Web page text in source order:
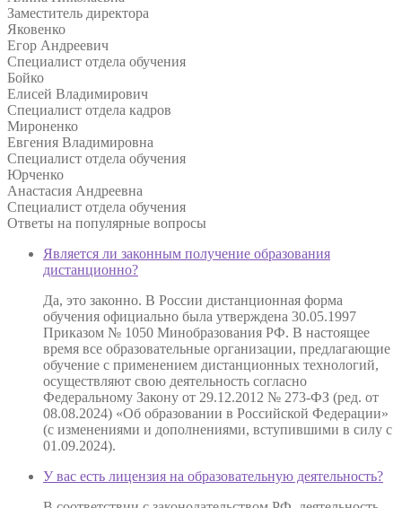
Заместитель директора
Яковенко
Егор Андреевич
Специалист отдела обучения
Бойко
Елисей Владимирович
Специалист отдела кадров
Мироненко
Евгения Владимировна
Специалист отдела обучения
Юрченко
Анастасия Андреевна
Специалист отдела обучения
Ответы на популярные вопросы
Является ли законным получение образования
дистанционно?
Да, это законно. В России дистанционная форма
обучения официально была утверждена 30.05.1997
Приказом № 1050 Минобразования РФ. В настоящее
время все образовательные организации, предлагающие
обучение с применением дистанционных технологий,
осуществляют свою деятельность согласно
Федеральному Закону от 29.12.2012 № 273-ФЗ (ред. от
08.08.2024) «Об образовании в Российской Федерации»
(с изменениями и дополнениями, вступившими в силу с
01.09.2024).
У вас есть лицензия на образовательную деятельность?